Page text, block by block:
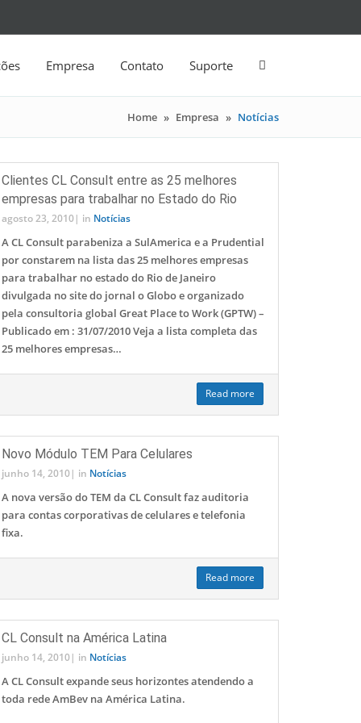
Empresa Contato Suporte
Home » Empresa » Notícias
Clientes CL Consult entre as 25 melhores
empresas para trabalhar no Estado do Rio
agosto 23, 2010 | in Notícias
A CL Consult parabeniza a SulAmerica e a Prudential
por constarem na lista das 25 melhores empresas
para trabalhar no estado do Rio de Janeiro
divulgada no site do jornal o Globo e organizado
pela consultoria global Great Place to Work (GPTW) –
Publicado em : 31/07/2010 Veja a lista completa das
25 melhores empresas…
Read more
Novo Módulo TEM Para Celulares
junho 14, 2010 | in Notícias
A nova versão do TEM da CL Consult faz auditoria
para contas corporativas de celulares e telefonia
fixa.
Read more
CL Consult na América Latina
junho 14, 2010 | in Notícias
A CL Consult expande seus horizontes atendendo a
toda rede AmBev na América Latina.